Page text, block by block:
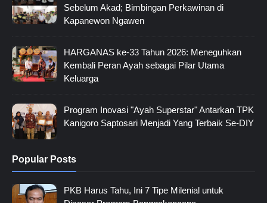
Sebelum Akad; Bimbingan Perkawinan di
Kapanewon Ngawen
HARGANAS ke-33 Tahun 2026: Meneguhkan
Kembali Peran Ayah sebagai Pilar Utama
Keluarga
Program Inovasi "Ayah Superstar" Antarkan TPK
Kanigoro Saptosari Menjadi Yang Terbaik Se-DIY
Popular Posts
PKB Harus Tahu, Ini 7 Tipe Milenial untuk